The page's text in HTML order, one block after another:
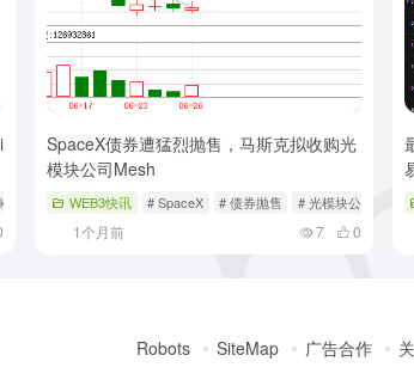
SpaceX债券遭猛烈抛售，马斯克拟收购光
模块公司Mesh
WEB3快讯 # SpaceX # 债券抛售 # 光模块公司Mesh
1个月前 7 0
Robots SiteMap 广告合作